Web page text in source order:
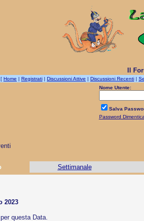
Il
[ Home | Registrati | Discussioni Attive | Discussioni Recenti |
Nome Utente:
Salva
Password
Settimanale
2023
questa Data.